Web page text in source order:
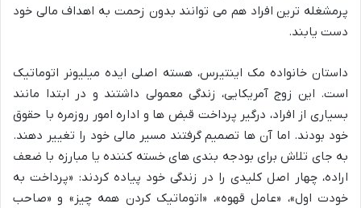
پرمشغله ترین افراد هم می توانند بدون زحمت به اهداف مالی خود
دست یابند.
داستان خانواده مک اینتیرس، هسته اصلی ایده میلیونر اتوماتیک
است. این زوج آمریکایی، زندگی معمولی داشتند و در ابتدا مانند
بسیاری از افراد، درگیر پرداخت قبض ها و اداره امور روزمره با حقوق
خود بودند. اما آن ها تصمیم گرفتند مسیر مالی خود را تغییر دهند.
به جای تلاش برای بودجه بندی های خسته کننده یا مبارزه با ضعف
اراده، چهار اصل کلیدی را در زندگی خود پیاده کردند: «پرداخت به
خودت اول»، «عامل قهوه»، «اتوماتیک کردن همه چیز» و «صاحب